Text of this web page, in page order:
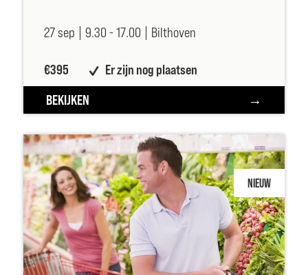
27 sep | 9.30 -17.00 | Bilthoven
€395
Er zijn nog plaatsen
BEKIJKEN
NIEUW